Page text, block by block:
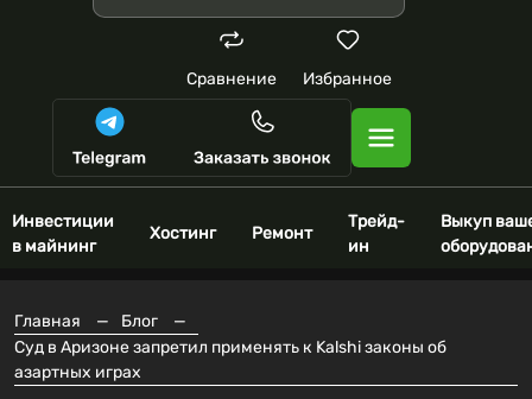
Сравнение Избранное
Инвестиции
в майнинг
Хостинг Ремонт
Трейд-
ин
Выкуп
Главная — Блог
—
Суд в Аризоне запретил применять к Kalshi законы об
азартных играх